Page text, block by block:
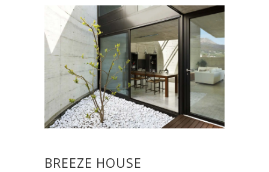
BREEZE HOUSE